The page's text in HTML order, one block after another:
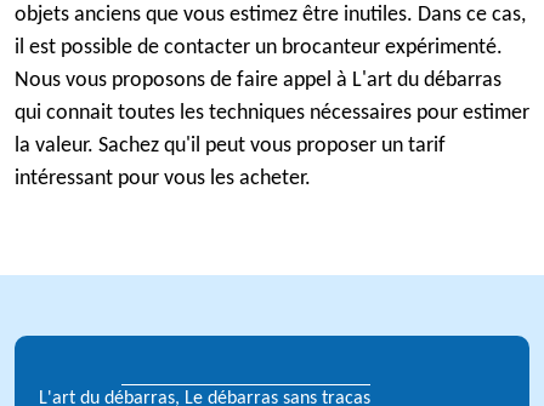
objets anciens que vous estimez être inutiles. Dans ce cas,
il est possible de contacter un brocanteur expérimenté.
Nous vous proposons de faire appel à L'art du débarras
qui connait toutes les techniques nécessaires pour estimer
la valeur. Sachez qu'il peut vous proposer un tarif
intéressant pour vous les acheter.
L'art du débarras, Le débarras sans tracas